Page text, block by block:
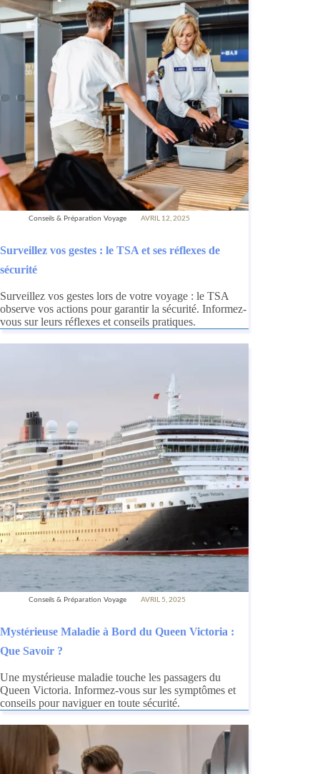
Conseils & Préparation Voyage AVRIL 12, 2025
Surveillez vos gestes : le TSA et ses réflexes de
sécurité
Surveillez vos gestes lors de votre voyage : le TSA
observe vos actions pour garantir la sécurité. Informez-
vous sur leurs réflexes et conseils pratiques.
Conseils & Préparation Voyage AVRIL 5, 2025
Mystérieuse Maladie à Bord du Queen Victoria :
Que Savoir ?
Une mystérieuse maladie touche les passagers du
Queen Victoria. Informez-vous sur les symptômes et
conseils pour naviguer en toute sécurité.